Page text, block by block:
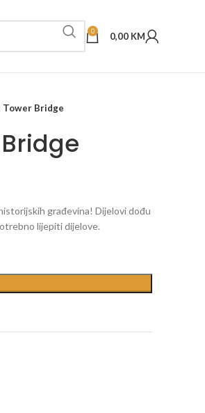
0 0,00 KM
Tower Bridge
građevina! Dijelovi dođu
lijepiti dijelove.